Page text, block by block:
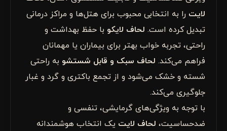
لایت را به انتخابی محبوب برای هتل‌ها و مراکز درمانی
تبدیل کرده است. لحاف لایکو با حفظ بهداشت و
راحتی، تجربه خواب بهتر برای بیماران یا مهمانان
فراهم می‌کند. لحاف سبک و قابل شستشو به راحتی
شسته و خشک می‌شود و از تجمع باکتری و گرد و غبار
جلوگیری می‌کند.
با توجه به ویژگی‌های گرمایشی، تنفسی و
ضدحساسیت، لحاف لایت یک انتخاب هوشمندانه